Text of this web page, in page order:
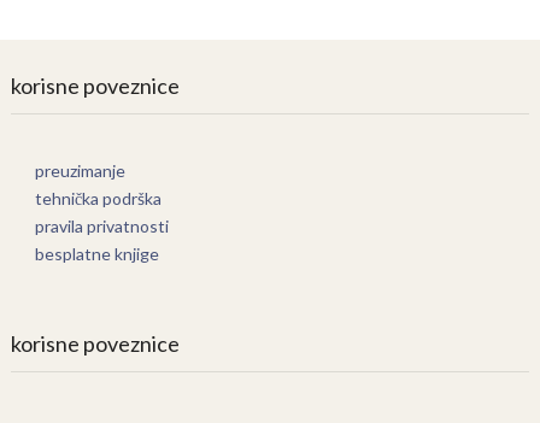
korisne poveznice
preuzimanje
tehnička podrška
pravila privatnosti
besplatne knjige
korisne poveznice